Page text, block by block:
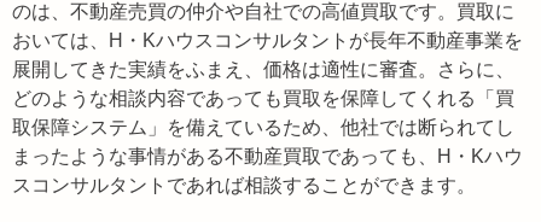
のは、不動産売買の仲介や自社での高値買取です。買取に
おいては、H・Kハウスコンサルタントが長年不動産事業を
展開してきた実績をふまえ、価格は適性に審査。さらに、
どのような相談内容であっても買取を保障してくれる「買
取保障システム」を備えているため、他社では断られてし
まったような事情がある不動産買取であっても、H・Kハウ
スコンサルタントであれば相談することができます。